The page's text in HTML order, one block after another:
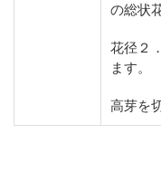
の総状
花径２
ます。
高芽を